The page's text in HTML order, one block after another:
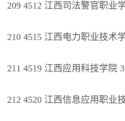
209 4512 江西司法警官职业
210 4515 江西电力职业技术
211 4519 江西应用科技学院
212 4520 江西信息应用职业